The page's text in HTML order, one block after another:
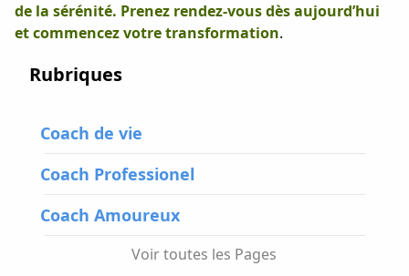
de la sérénité. Prenez rendez-vous dès aujourd’hui
et commencez votre transformation.
Rubriques
Coach de vie
Coach Professionel
Coach Amoureux
Voir toutes les Pages